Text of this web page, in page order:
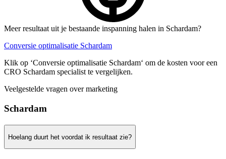
Meer resultaat uit je bestaande inspanning halen in Schardam?
Conversie optimalisatie Schardam
Klik op ‘Conversie optimalisatie Schardam‘ om de kosten voor een
CRO Schardam specialist te vergelijken.
Veelgestelde vragen over marketing
Schardam
Hoelang duurt het voordat ik resultaat zie?